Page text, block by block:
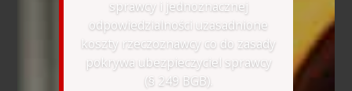
sprawcy i jednoznacznej
odpowiedzialności uzasadnione
koszty rzeczoznawcy co do zasady
pokrywa ubezpieczyciel sprawcy
(§ 249 BGB).